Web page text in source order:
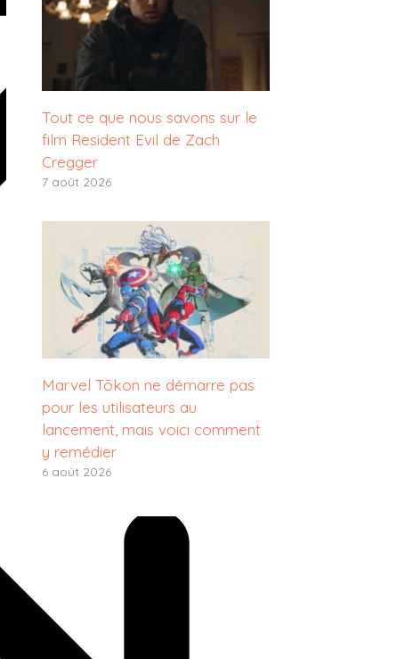
Tout ce que nous savons sur le
film Resident Evil de Zach
Cregger
7 août 2026
Marvel Tōkon ne démarre pas
pour les utilisateurs au
lancement, mais voici comment
y remédier
6 août 2026